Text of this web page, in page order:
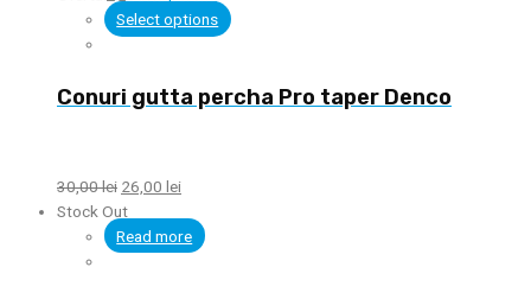
Select options
Conuri gutta percha Pro taper Denco
30,00lei 26,00 lei
Stock Out
Read more